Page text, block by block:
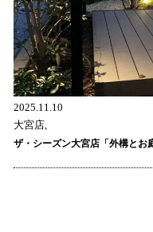
2025.11.10
大宮店,
ザ・シーズン大宮店「外構とお